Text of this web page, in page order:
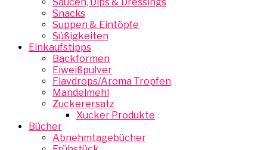
Snacks
Suppen & Eintöpfe
Süßigkeiten
Einkaufstipps
Backformen
Eiweißpulver
Flavdrops/Aroma Tropfen
Mandelmehl
Zuckerersatz
Xucker Produkte
Bücher
Abnehmtagebücher